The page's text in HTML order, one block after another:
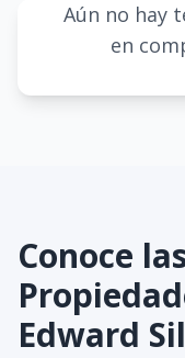
Aún no hay
en
Conoce
Edward